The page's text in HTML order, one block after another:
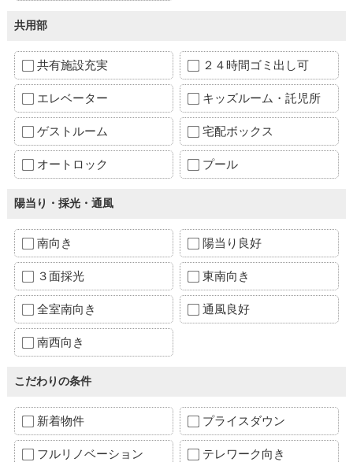
共用部
共有施設充実 ２４時間ゴミ出し可
エレベーター キッズルーム・託児所
ゲストルーム 宅配ボックス
オートロック プール
陽当り・採光・通風
南向き 陽当り良好
３面採光 東南向き
全室南向き 通風良好
南西向き
こだわりの条件
新着物件 プライスダウン
フルリノベーション テレワーク向き